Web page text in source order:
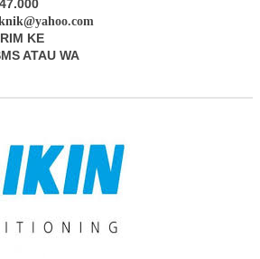
KE
ATAU WA